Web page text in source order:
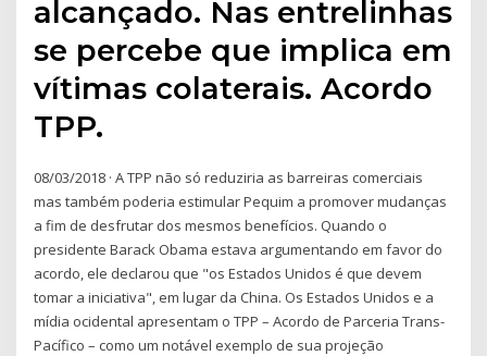
alcançado. Nas entrelinhas
se percebe que implica em
vítimas colaterais. Acordo
TPP.
08/03/2018 · A TPP não só reduziria as barreiras comerciais
mas também poderia estimular Pequim a promover mudanças
a fim de desfrutar dos mesmos benefícios. Quando o
presidente Barack Obama estava argumentando em favor do
acordo, ele declarou que "os Estados Unidos é que devem
tomar a iniciativa", em lugar da China. Os Estados Unidos e a
mídia ocidental apresentam o TPP – Acordo de Parceria Trans-
Pacífico – como um notável exemplo de sua projeção